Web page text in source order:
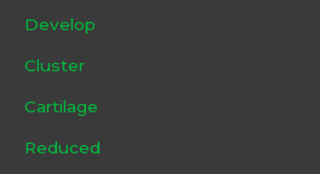
Develop
Cluster
Cartilage
Reduced